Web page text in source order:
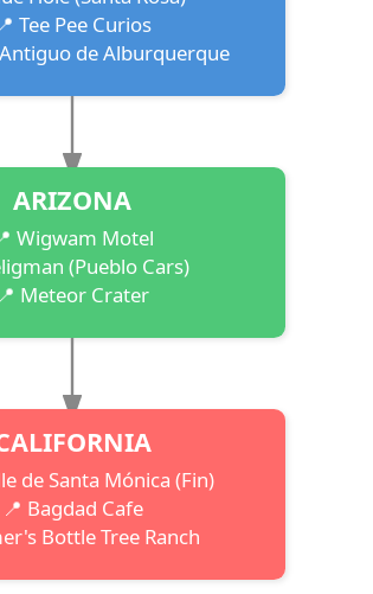
Tee Pee Curios
Antiguo de Alburquerque
ARIZONA
Wigwam Motel
(Pueblo Cars)
📍 Meteor Crater
de Santa Mónica (Fin)
📍 Bagdad Cafe
Bottle Tree Ranch